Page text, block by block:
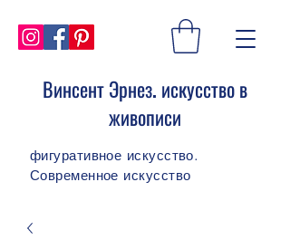
Винсент Эрнез. искусство в
живописи
фигуративное искусство.
Современное искусство